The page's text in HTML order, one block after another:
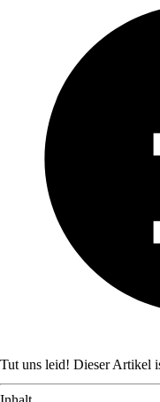
Tut uns leid! Dieser Artikel